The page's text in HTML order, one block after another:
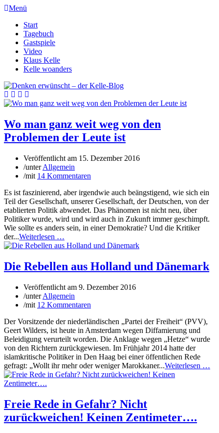
Menü
Start
Tagebuch
Gastspiele
Video
Klaus Kelle
Kelle woanders
Wo man ganz weit weg von den
Problemen der Leute ist
Veröffentlicht am 15. Dezember 2016
/unterAllgemein
/mit 14 Kommentaren
Es ist faszinierend, aber irgendwie auch beängstigend, wie sich ein
Teil der Gesellschaft, unserer Gesellschaft, der Deutschen, von der
etablierten Politik abwendet. Das Phänomen ist nicht neu, über
Politiker wurde, wird und wird auch in Zukunft immer geschimpft.
Wie sollte es anders sein, in einer Demokratie? Und die Kritiker
der...Weiterlesen …
Die Rebellen aus Holland und Dänemark
Veröffentlicht am 9. Dezember 2016
/unterAllgemein
/mit 12 Kommentaren
Der Vorsitzende der niederländischen „Partei der Freiheit“ (PVV),
Geert Wilders, ist heute in Amsterdam wegen Diffamierung und
Beleidigung verurteilt worden. Die Anklage wegen „Hetze“ wurde
von den Richtern zurückgewiesen. Im Frühjahr 2014 hatte der
islamkritische Politiker in Den Haag bei einer öffentlichen Rede
gefragt: „Wollt ihr mehr oder weniger Marokkaner...Weiterlesen …
Freie Rede in Gefahr? Nicht
zurückweichen! Keinen Zentimeter….